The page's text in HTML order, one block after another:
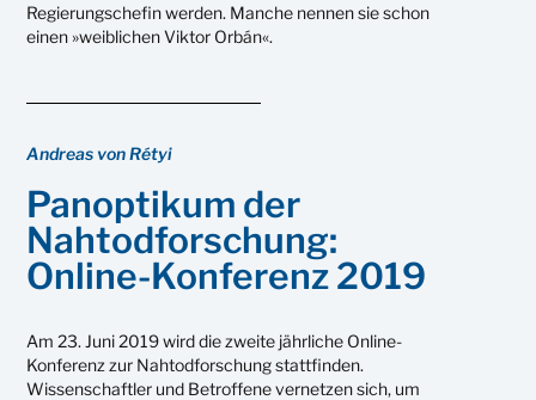
Regierungschefin werden. Manche nennen sie schon
einen »weiblichen Viktor Orbán«.
Andreas von Rétyi
Panoptikum der
Nahtodforschung:
Online-Konferenz 2019
Am 23. Juni 2019 wird die zweite jährliche Online-
Konferenz zur Nahtodforschung stattfinden.
Wissenschaftler und Betroffene vernetzen sich, um